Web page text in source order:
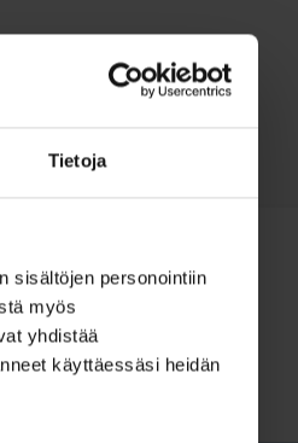
Tietoja
sisältöjen personointiin
myös
yhdistää
käyttäessäsi heidän